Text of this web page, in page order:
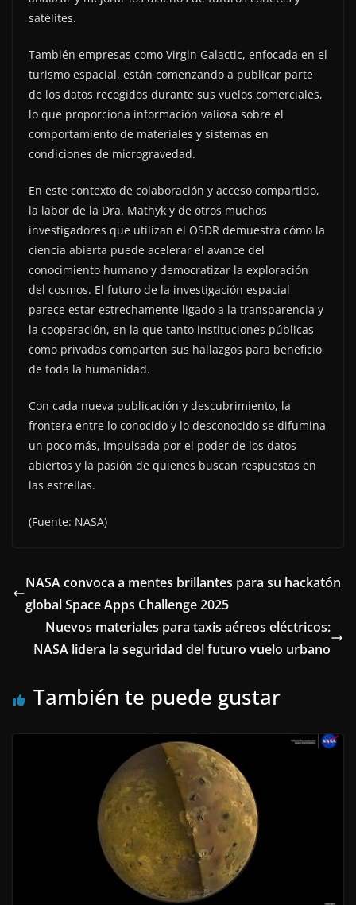
satélites.
También empresas como Virgin Galactic, enfocada en el
turismo espacial, están comenzando a publicar parte
de los datos recogidos durante sus vuelos comerciales,
lo que proporciona información valiosa sobre el
comportamiento de materiales y sistemas en
condiciones de microgravedad.
En este contexto de colaboración y acceso compartido,
la labor de la Dra. Mathyk y de otros muchos
investigadores que utilizan el OSDR demuestra cómo la
ciencia abierta puede acelerar el avance del
conocimiento humano y democratizar la exploración
del cosmos. El futuro de la investigación espacial
parece estar estrechamente ligado a la transparencia y
la cooperación, en la que tanto instituciones públicas
como privadas comparten sus hallazgos para beneficio
de toda la humanidad.
Con cada nueva publicación y descubrimiento, la
frontera entre lo conocido y lo desconocido se difumina
un poco más, impulsada por el poder de los datos
abiertos y la pasión de quienes buscan respuestas en
las estrellas.
(Fuente: NASA)
NASA convoca a mentes brillantes para su hackatón
global Space Apps Challenge 2025
Nuevos materiales para taxis aéreos eléctricos:
NASA lidera la seguridad del futuro vuelo urbano
También te puede gustar